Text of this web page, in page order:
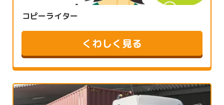
コピーライター
くわしく見る